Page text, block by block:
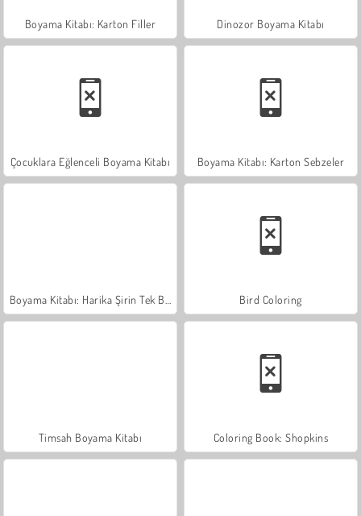
Boyama Kitabı: Karton Filler Dinozor Boyama Kitabı
Çocuklara Eğlenceli Boyama Kitabı Boyama Kitabı: Karton Sebzeler
Bird Coloring
Timsah Boyama Kitabı Coloring Book: Shopkins